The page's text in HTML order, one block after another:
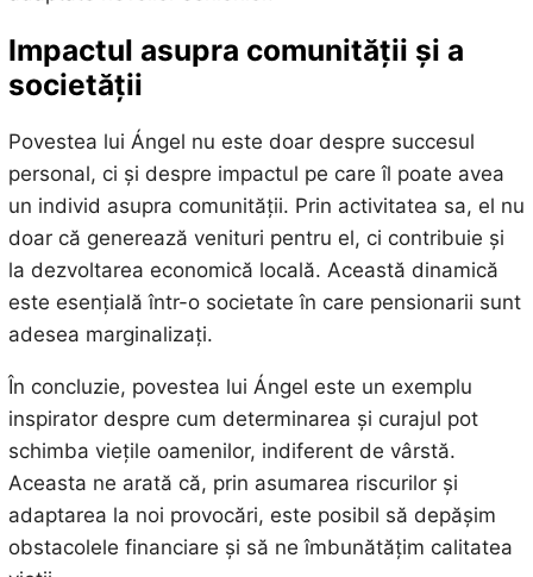
Impactul asupra comunității și a
societății
Povestea lui Ángel nu este doar despre succesul
personal, ci și despre impactul pe care îl poate avea
un individ asupra comunității. Prin activitatea sa, el nu
doar că generează venituri pentru el, ci contribuie și
la dezvoltarea economică locală. Această dinamică
este esențială într-o societate în care pensionarii sunt
adesea marginalizați.
În concluzie, povestea lui Ángel este un exemplu
inspirator despre cum determinarea și curajul pot
schimba viețile oamenilor, indiferent de vârstă.
Aceasta ne arată că, prin asumarea riscurilor și
adaptarea la noi provocări, este posibil să depășim
obstacolele financiare și să ne îmbunătățim calitatea